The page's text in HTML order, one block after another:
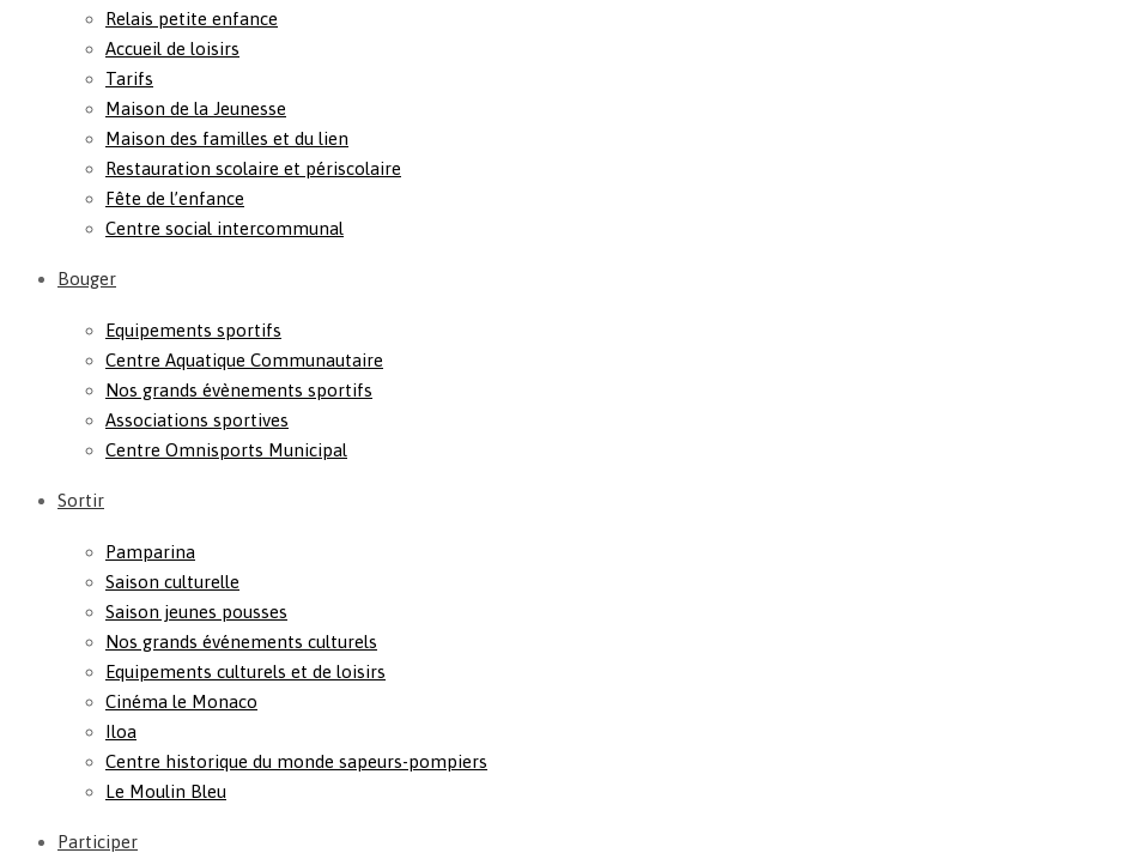
Relais petite enfance
Accueil de loisirs
Tarifs
Maison de la Jeunesse
Maison des familles et du lien
Restauration scolaire et périscolaire
Fête de l’enfance
Centre social intercommunal
Bouger
Equipements sportifs
Centre Aquatique Communautaire
Nos grands évènements sportifs
Associations sportives
Centre Omnisports Municipal
Sortir
Pamparina
Saison culturelle
Saison jeunes pousses
Nos grands événements culturels
Equipements culturels et de loisirs
Cinéma le Monaco
Iloa
Centre historique du monde sapeurs-pompiers
Le Moulin Bleu
Participer